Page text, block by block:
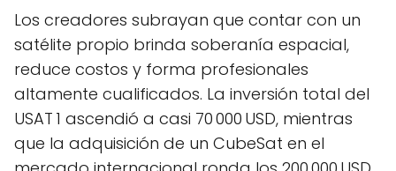
Los creadores subrayan que contar con un
satélite propio brinda soberanía espacial,
reduce costos y forma profesionales
altamente cualificados. La inversión total del
USAT 1 ascendió a casi 70 000 USD, mientras
que la adquisición de un CubeSat en el